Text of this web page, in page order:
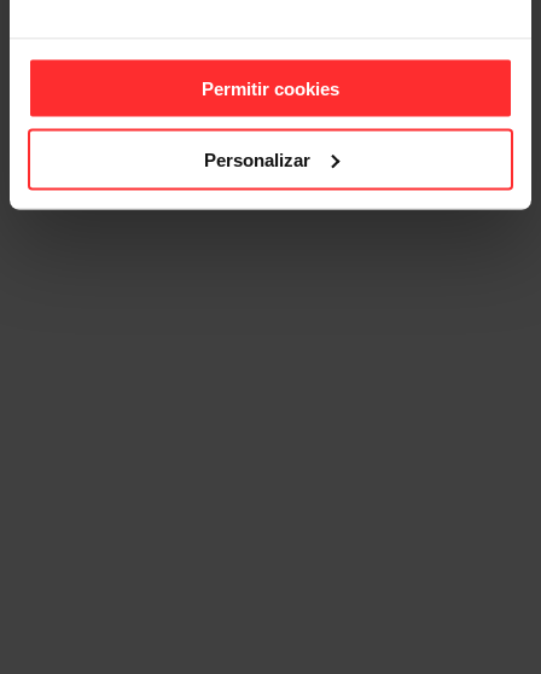
Permitir cookies
Personalizar
ADERIR JÁ